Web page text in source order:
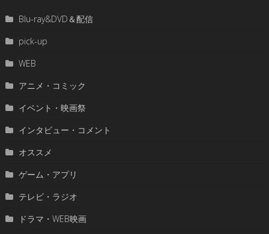
Blu-ray&DVD＆配信
pick-up
WEB
アニメ・コミック
イベント・映画祭
インタビュー・コメント
オススメ
ゲーム・アプリ
テレビ・ラジオ
ドラマ・WEB映画